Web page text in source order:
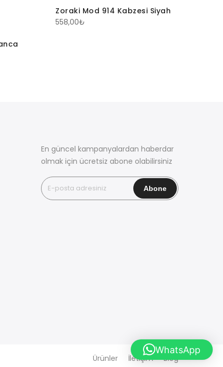
Zoraki Mod 914 Kabzesi Siyah
558,00₺
En güncel kampanyalardan haberdar
olmak için ücretsiz abone olabilirsiniz
Ürünler İletişim Blog
WhatsApp